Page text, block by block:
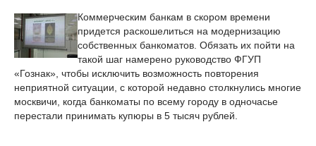
Коммерческим банкам в скором времени
придется раскошелиться на модернизацию
собственных банкоматов. Обязать их пойти на
такой шаг намерено руководство ФГУП
«Гознак», чтобы исключить возможность повторения
неприятной ситуации, с которой недавно столкнулись многие
москвичи, когда банкоматы по всему городу в одночасье
перестали принимать купюры в 5 тысяч рублей.